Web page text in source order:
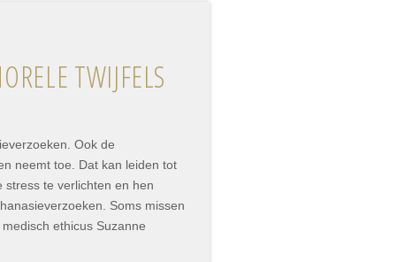
TWIJFELS
Ook de
neemt toe. Dat kan leiden tot
te verlichten en hen
Soms missen
ethicus Suzanne